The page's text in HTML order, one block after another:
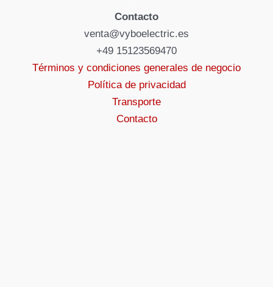
Contacto
venta@vyboelectric.es
+49 15123569470
Términos y condiciones generales de negocio
Política de privacidad
Transporte
Contacto